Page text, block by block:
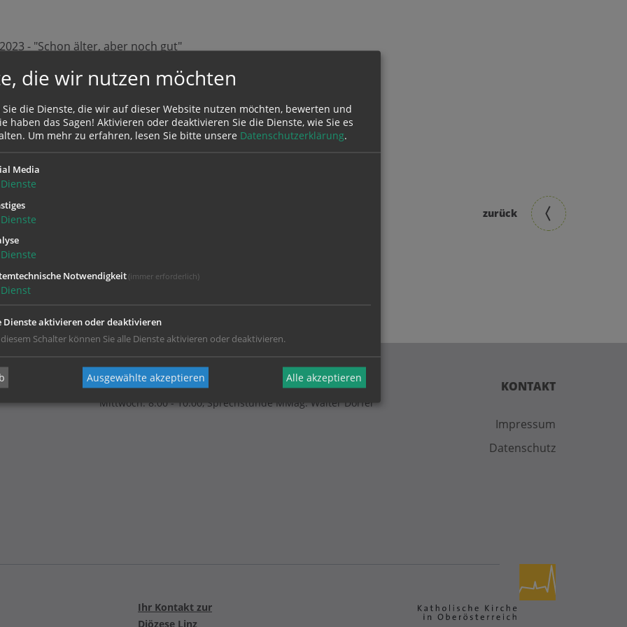
- "Schon älter, aber noch gut"
2023 - "Wie soll das weitergehen?"
zurück
KONTAKT
Impressum
Datenschutz
Sprechstunden
Mittwoch: 8:00 - 10:00, Sprechstunde MMag. Walter Dorfer
Ihr Kontakt zur
Diözese Linz
die wir nutzen möchten
Sie die Dienste, die wir auf dieser Website nutzen möchten, bewerten und
haben das Sagen! Aktivieren oder deaktivieren Sie die Dienste, wie Sie es
Um mehr zu erfahren, lesen Sie bitte unsere Datenschutzerklärung.
Media
Dienste
Dienste
Dienste
Notwendigkeit (immer erforderlich)
Dienst
Dienste aktivieren oder deaktivieren
Schalter können Sie alle Dienste aktivieren oder deaktivieren.
Ausgewählte akzeptieren Alle akzeptieren